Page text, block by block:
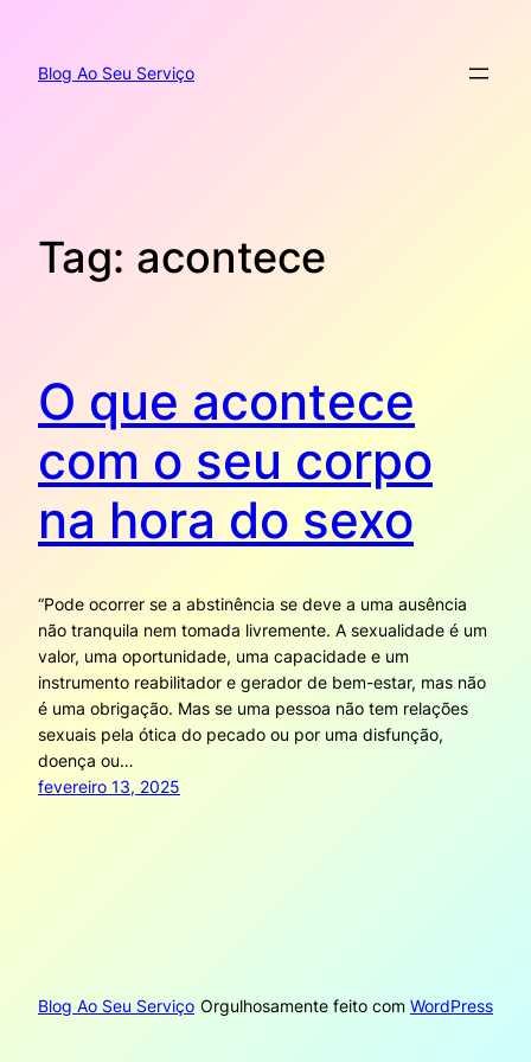
Blog Ao Seu Serviço
Tag: acontece
O que acontece
com o seu corpo
na hora do sexo
“Pode ocorrer se a abstinência se deve a uma ausência
não tranquila nem tomada livremente. A sexualidade é um
valor, uma oportunidade, uma capacidade e um
instrumento reabilitador e gerador de bem-estar, mas não
é uma obrigação. Mas se uma pessoa não tem relações
sexuais pela ótica do pecado ou por uma disfunção,
doença ou…
fevereiro 13, 2025
Blog Ao Seu Serviço Orgulhosamente feito com WordPress